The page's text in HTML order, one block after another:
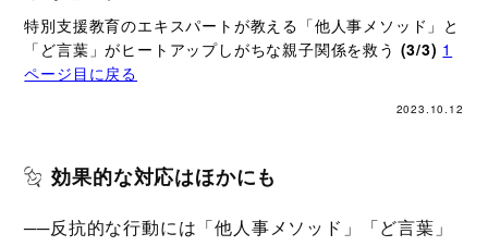
特別支援教育のエキスパートが教える「他人事メソッド」と
「ど言葉」がヒートアップしがちな親子関係を救う (3/3) 1
ページ目に戻る
2023.10.12
効果的な対応はほかにも
──反抗的な行動には「他人事メソッド」「ど言葉」